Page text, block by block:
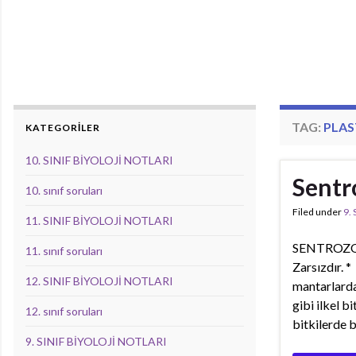
TAG:
Filed under 9.
Zarsızdır.
gibi ilkel
bitkilerde
KATEGORİLER
10. SINIF BİYOLOJİ NOTLARI
10. sınıf soruları
11. SINIF BİYOLOJİ NOTLARI
11. sınıf soruları
12. SINIF BİYOLOJİ NOTLARI
12. sınıf soruları
9. SINIF BİYOLOJİ NOTLARI